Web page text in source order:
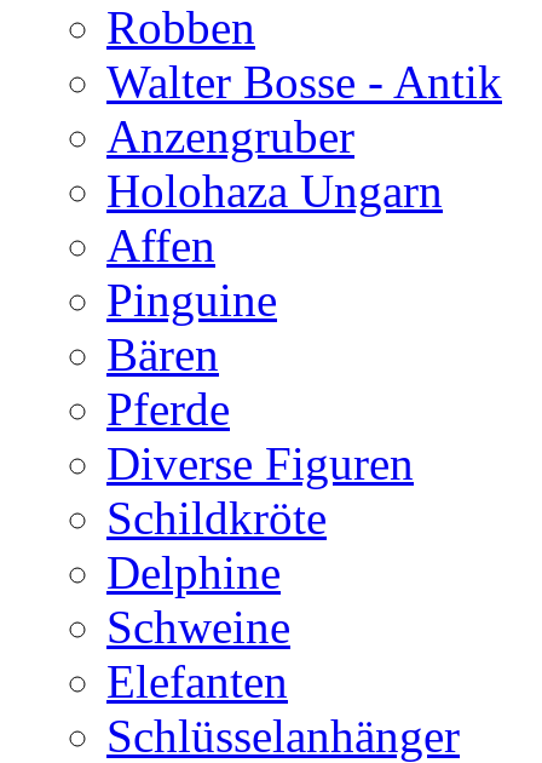
Robben
Walter Bosse - Antik
Anzengruber
Holohaza Ungarn
Affen
Pinguine
Bären
Pferde
Diverse Figuren
Schildkröte
Delphine
Schweine
Elefanten
Schlüsselanhänger